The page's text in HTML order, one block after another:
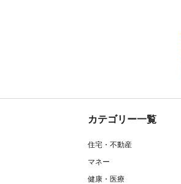
カテゴリー一覧
住宅・不動産
マネー
健康・医療